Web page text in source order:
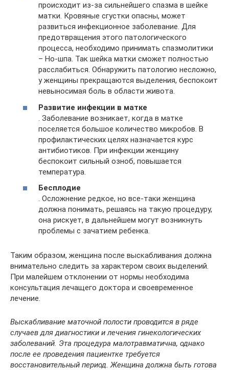
происходит из-за сильнейшего спазма в шейке
матки. Кровяные сгустки опасны, может
развиться инфекционное заболевание. Для
предотвращения этого патологического
процесса, необходимо принимать спазмолитики
– Но-шпа. Так шейка матки сможет полностью
расслабиться. Обнаружить патологию несложно,
у женщины прекращаются выделения, беспокоит
невыносимая боль в области живота.
Развитие инфекции в матке
. Заболевание возникает, когда в матке
поселяется большое количество микробов. В
профилактических целях назначается курс
антибиотиков. При инфекции женщину
беспокоит сильный озноб, повышается
температура.
Бесплодие
. Осложнение редкое, но все-таки женщина
должна понимать, решаясь на такую процедуру,
она рискует, в дальнейшем могут возникнуть
проблемы с зачатием ребенка.
Таким образом, женщина после выскабливания должна
внимательно следить за характером своих выделений.
При малейшем отклонении от нормы необходима
консультация лечащего доктора и своевременное
лечение.
Выскабливание маточной полости проводится в ряде
случаев для диагностики и лечения гинекологических
заболеваний. Эта процедура малотравматична, однако
после ее проведения пациентке требуется
восстановительный период. Женщина должна быть готова